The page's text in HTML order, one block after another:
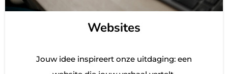
Websites
Jouw idee inspireert onze uitdaging: een